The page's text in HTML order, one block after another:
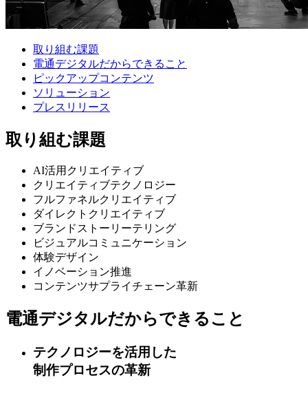
取り組む課題
電通デジタルだからできること
ピックアップコンテンツ
ソリューション
プレスリリース
取り組む課題
AI活用クリエイティブ
クリエイティブテクノロジー
フルファネルクリエイティブ
ダイレクトクリエイティブ
ブランドストーリーテリング
ビジュアルコミュニケーション
体験デザイン
イノベーション推進
コンテンツサプライチェーン革新
電通デジタルだからできること
テクノロジーを活用した​
制作プロセスの革新​